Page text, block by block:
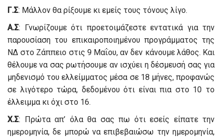
Γ.Σ: Μάλλον θα ρίξουμε κι εμείς τους τόνους λίγο.
Α.Σ: Γνωρίζουμε ότι προετοιμάζεστε εντατικά για την
παρουσίαση του επικαιροποιημένου προγράμματος της
ΝΔ στο Ζάππειο στις 9 Μαΐου, αν δεν κάνουμε λάθος. Και
θέλουμε να σας ρωτήσουμε αν ισχύει η δέσμευσή σας για
μηδενισμό του ελλείμματος μέσα σε 18 μήνες, προφανώς
σε λιγότερο τώρα, δεδομένου ότι είναι πια στο 10 το
έλλειμμα κι όχι στο 16.
Χ.Σ: Πρώτα απ’ όλα θα σας πω ότι εσείς είπατε την
ημερομηνία, δε μπορώ να επιβεβαιώσω την ημερομηνία,